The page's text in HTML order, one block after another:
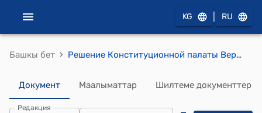
KG RU
Башкы бет › Решение Конституционной палаты Верховного суда КР от 15 февраля 2017 года № 2-р (по делу о проверке конституционности статьи 328 Уголовного кодекса Кыргызской Республики в связи с обращением граждан Джакупбековой Чынары Насеровны, Токтакуновой Таалайкуль Аскаралиевны и Молдобаева Амангелди Мурзатовича)
Документ Маалыматтар Шилтеме документтер
Редакция